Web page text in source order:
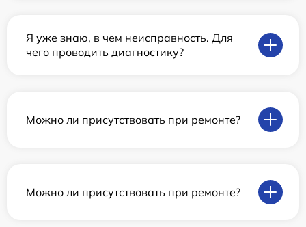
Я уже знаю, в чем неисправность. Для
чего проводить диагностику?
Можно ли присутствовать при ремонте?
Можно ли присутствовать при ремонте?